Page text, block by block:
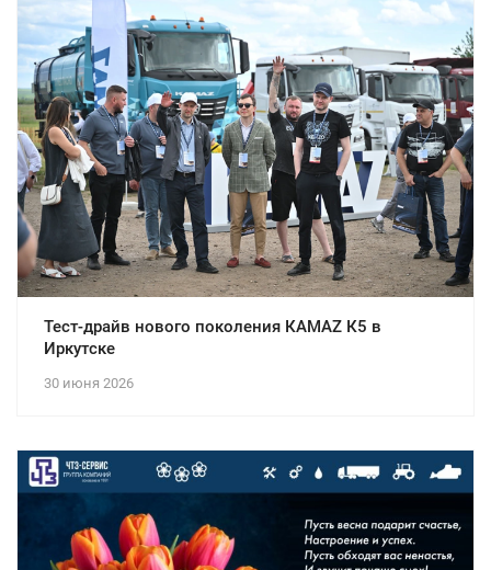
30 июня 2026
Тест-драйв нового поколения КАМАZ К5 в
Иркутске